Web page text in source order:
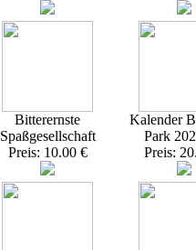
Bitterernste
Spaßgesellschaft
Preis: 10.00 €
Kalender
Park
Preis: